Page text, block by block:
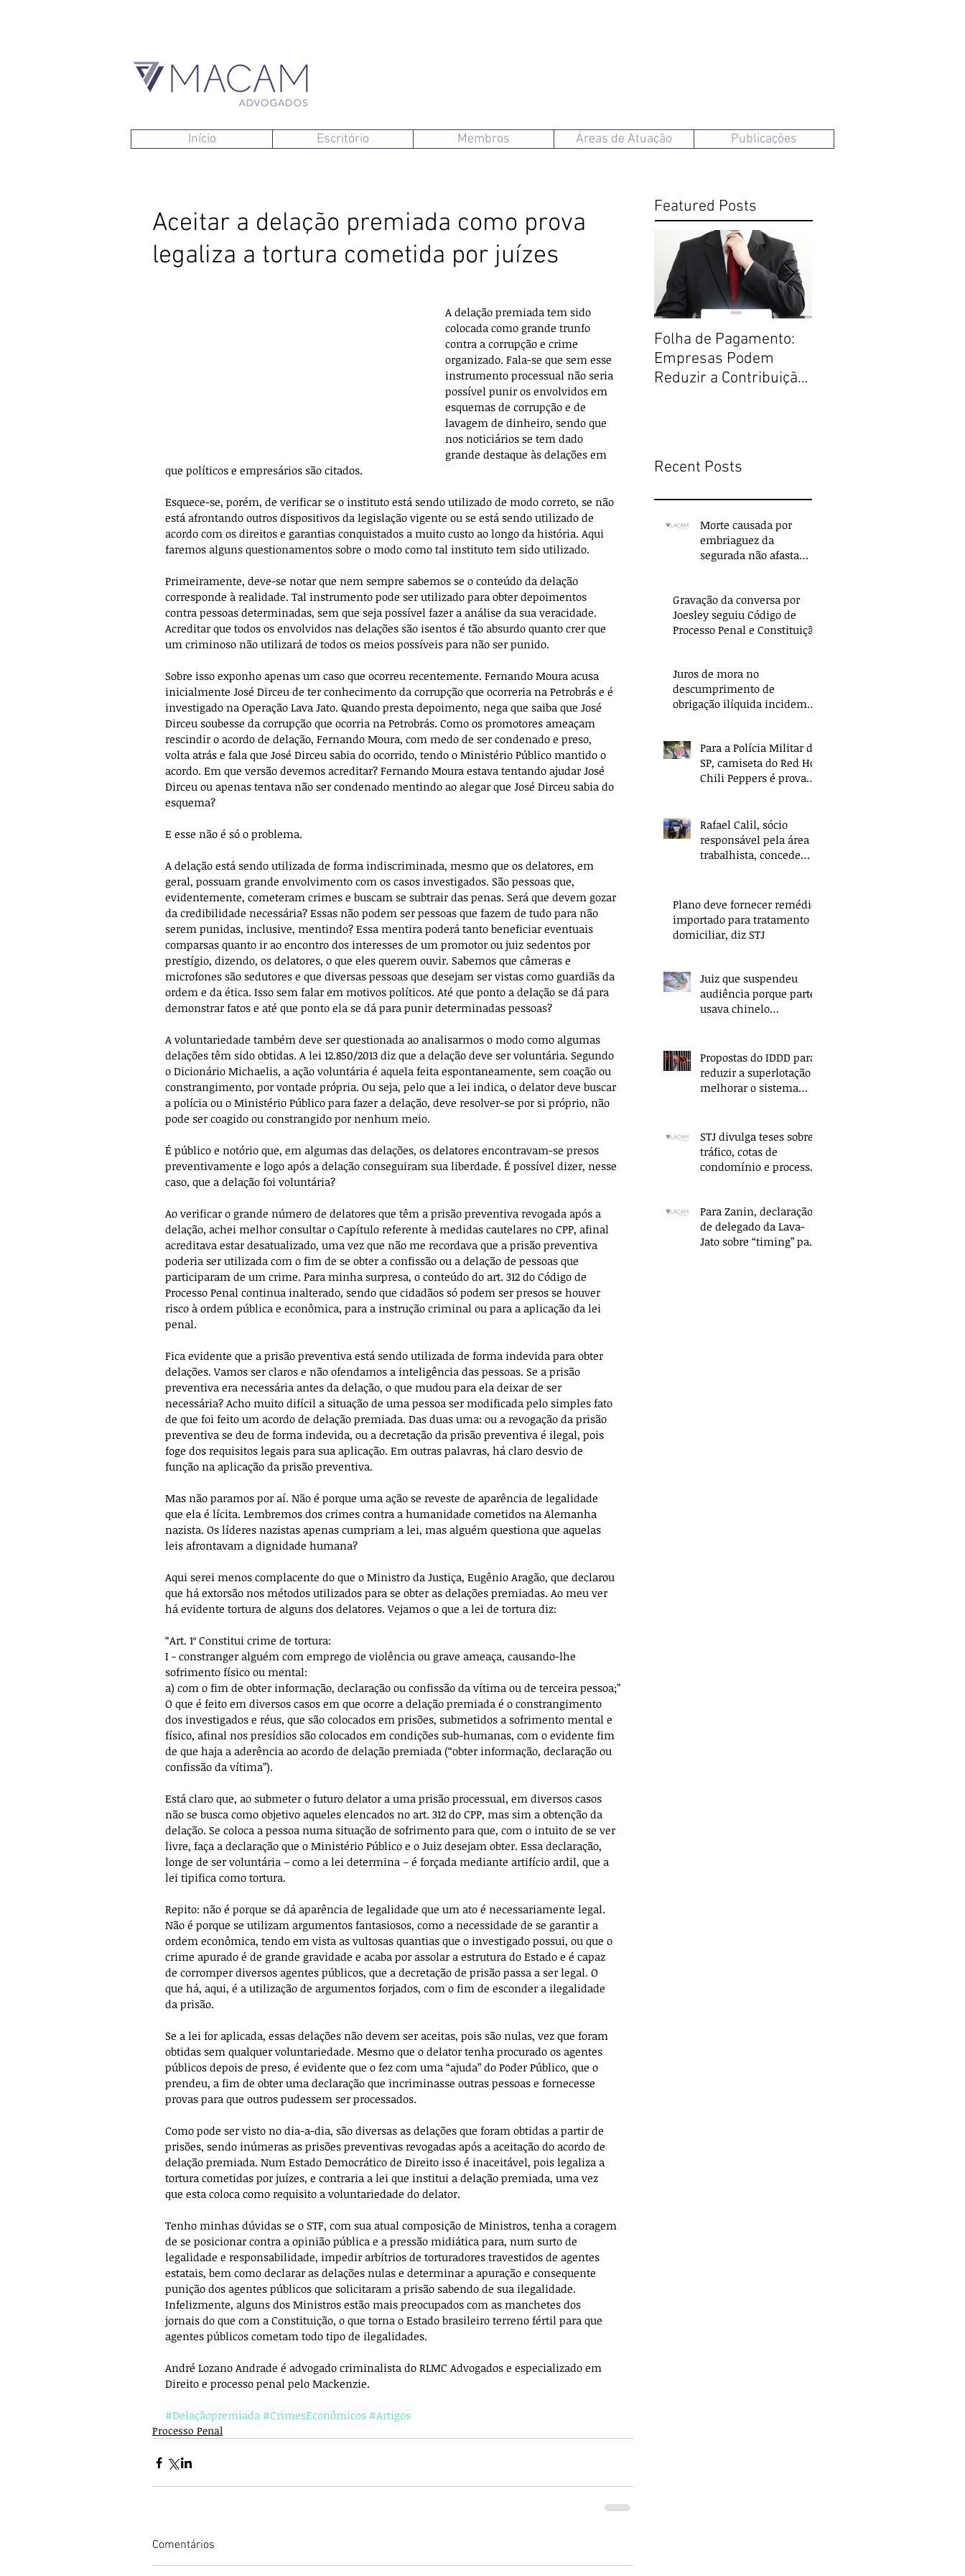
Início Escritório Membros Áreas de Atuação Publicações
Aceitar a delação premiada como prova
legaliza a tortura cometida por juízes
A delação premiada tem sido
colocada como grande trunfo
contra a corrupção e crime
organizado. Fala-se que sem esse
instrumento processual não seria
possível punir os envolvidos em
esquemas de corrupção e de
lavagem de dinheiro, sendo que
nos noticiários se tem dado
grande destaque às delações em
que políticos e empresários são citados.
Esquece-se, porém, de verificar se o instituto está sendo utilizado de modo correto, se não
está afrontando outros dispositivos da legislação vigente ou se está sendo utilizado de
acordo com os direitos e garantias conquistados a muito custo ao longo da história. Aqui
faremos alguns questionamentos sobre o modo como tal instituto tem sido utilizado.
Primeiramente, deve-se notar que nem sempre sabemos se o conteúdo da delação
corresponde à realidade. Tal instrumento pode ser utilizado para obter depoimentos
contra pessoas determinadas, sem que seja possível fazer a análise da sua veracidade.
Acreditar que todos os envolvidos nas delações são isentos é tão absurdo quanto crer que
um criminoso não utilizará de todos os meios possíveis para não ser punido.
Sobre isso exponho apenas um caso que ocorreu recentemente. Fernando Moura acusa
inicialmente José Dirceu de ter conhecimento da corrupção que ocorreria na Petrobrás e é
investigado na Operação Lava Jato. Quando presta depoimento, nega que saiba que José
Dirceu soubesse da corrupção que ocorria na Petrobrás. Como os promotores ameaçam
rescindir o acordo de delação, Fernando Moura, com medo de ser condenado e preso,
volta atrás e fala que José Dirceu sabia do ocorrido, tendo o Ministério Público mantido o
acordo. Em que versão devemos acreditar? Fernando Moura estava tentando ajudar José
Dirceu ou apenas tentava não ser condenado mentindo ao alegar que José Dirceu sabia do
esquema?
E esse não é só o problema.
A delação está sendo utilizada de forma indiscriminada, mesmo que os delatores, em
geral, possuam grande envolvimento com os casos investigados. São pessoas que,
evidentemente, cometeram crimes e buscam se subtrair das penas. Será que devem gozar
da credibilidade necessária? Essas não podem ser pessoas que fazem de tudo para não
serem punidas, inclusive, mentindo? Essa mentira poderá tanto beneficiar eventuais
comparsas quanto ir ao encontro dos interesses de um promotor ou juiz sedentos por
prestígio, dizendo, os delatores, o que eles querem ouvir. Sabemos que câmeras e
microfones são sedutores e que diversas pessoas que desejam ser vistas como guardiãs da
ordem e da ética. Isso sem falar em motivos políticos. Até que ponto a delação se dá para
demonstrar fatos e até que ponto ela se dá para punir determinadas pessoas?
A voluntariedade também deve ser questionada ao analisarmos o modo como algumas
delações têm sido obtidas. A lei 12.850/2013 diz que a delação deve ser voluntária. Segundo
o Dicionário Michaelis, a ação voluntária é aquela feita espontaneamente, sem coação ou
constrangimento, por vontade própria. Ou seja, pelo que a lei indica, o delator deve buscar
a polícia ou o Ministério Público para fazer a delação, deve resolver-se por si próprio, não
pode ser coagido ou constrangido por nenhum meio.
É público e notório que, em algumas das delações, os delatores encontravam-se presos
preventivamente e logo após a delação conseguiram sua liberdade. É possível dizer, nesse
caso, que a delação foi voluntária?
Ao verificar o grande número de delatores que têm a prisão preventiva revogada após a
delação, achei melhor consultar o Capítulo referente à medidas cautelares no CPP, afinal
acreditava estar desatualizado, uma vez que não me recordava que a prisão preventiva
poderia ser utilizada com o fim de se obter a confissão ou a delação de pessoas que
participaram de um crime. Para minha surpresa, o conteúdo do art. 312 do Código de
Processo Penal continua inalterado, sendo que cidadãos só podem ser presos se houver
risco à ordem pública e econômica, para a instrução criminal ou para a aplicação da lei
penal.
Fica evidente que a prisão preventiva está sendo utilizada de forma indevida para obter
delações. Vamos ser claros e não ofendamos a inteligência das pessoas. Se a prisão
preventiva era necessária antes da delação, o que mudou para ela deixar de ser
necessária? Acho muito difícil a situação de uma pessoa ser modificada pelo simples fato
de que foi feito um acordo de delação premiada. Das duas uma: ou a revogação da prisão
preventiva se deu de forma indevida, ou a decretação da prisão preventiva é ilegal, pois
foge dos requisitos legais para sua aplicação. Em outras palavras, há claro desvio de
função na aplicação da prisão preventiva.
Mas não paramos por aí. Não é porque uma ação se reveste de aparência de legalidade
que ela é lícita. Lembremos dos crimes contra a humanidade cometidos na Alemanha
nazista. Os líderes nazistas apenas cumpriam a lei, mas alguém questiona que aquelas
leis afrontavam a dignidade humana?
Aqui serei menos complacente do que o Ministro da Justiça, Eugênio Aragão, que declarou
que há extorsão nos métodos utilizados para se obter as delações premiadas. Ao meu ver
há evidente tortura de alguns dos delatores. Vejamos o que a lei de tortura diz:
“Art. 1º Constitui crime de tortura:
I - constranger alguém com emprego de violência ou grave ameaça, causando-lhe
sofrimento físico ou mental:
a) com o fim de obter informação, declaração ou confissão da vítima ou de terceira pessoa;”
O que é feito em diversos casos em que ocorre a delação premiada é o constrangimento
dos investigados e réus, que são colocados em prisões, submetidos a sofrimento mental e
físico, afinal nos presídios são colocados em condições sub-humanas, com o evidente fim
de que haja a aderência ao acordo de delação premiada (“obter informação, declaração ou
confissão da vítima”).
Está claro que, ao submeter o futuro delator a uma prisão processual, em diversos casos
não se busca como objetivo aqueles elencados no art. 312 do CPP, mas sim a obtenção da
delação. Se coloca a pessoa numa situação de sofrimento para que, com o intuito de se ver
livre, faça a declaração que o Ministério Público e o Juiz desejam obter. Essa declaração,
longe de ser voluntária – como a lei determina – é forçada mediante artifício ardil, que a
lei tipifica como tortura.
Repito: não é porque se dá aparência de legalidade que um ato é necessariamente legal.
Não é porque se utilizam argumentos fantasiosos, como a necessidade de se garantir a
ordem econômica, tendo em vista as vultosas quantias que o investigado possui, ou que o
crime apurado é de grande gravidade e acaba por assolar a estrutura do Estado e é capaz
de corromper diversos agentes públicos, que a decretação de prisão passa a ser legal. O
que há, aqui, é a utilização de argumentos forjados, com o fim de esconder a ilegalidade
da prisão.
Se a lei for aplicada, essas delações não devem ser aceitas, pois são nulas, vez que foram
obtidas sem qualquer voluntariedade. Mesmo que o delator tenha procurado os agentes
públicos depois de preso, é evidente que o fez com uma “ajuda” do Poder Público, que o
prendeu, a fim de obter uma declaração que incriminasse outras pessoas e fornecesse
provas para que outros pudessem ser processados.
Como pode ser visto no dia-a-dia, são diversas as delações que foram obtidas a partir de
prisões, sendo inúmeras as prisões preventivas revogadas após a aceitação do acordo de
delação premiada. Num Estado Democrático de Direito isso é inaceitável, pois legaliza a
tortura cometidas por juízes, e contraria a lei que institui a delação premiada, uma vez
que esta coloca como requisito a voluntariedade do delator.
Tenho minhas dúvidas se o STF, com sua atual composição de Ministros, tenha a coragem
de se posicionar contra a opinião pública e a pressão midiática para, num surto de
legalidade e responsabilidade, impedir arbítrios de torturadores travestidos de agentes
estatais, bem como declarar as delações nulas e determinar a apuração e consequente
punição dos agentes públicos que solicitaram a prisão sabendo de sua ilegalidade.
Infelizmente, alguns dos Ministros estão mais preocupados com as manchetes dos
jornais do que com a Constituição, o que torna o Estado brasileiro terreno fértil para que
agentes públicos cometam todo tipo de ilegalidades.
André Lozano Andrade é advogado criminalista do RLMC Advogados e especializado em
Direito e processo penal pelo Mackenzie.
#Delaçãopremiada #CrimesEconômicos #Artigos
Processo Penal
Comentários
Featured Posts
Folha de Pagamento:
Empresas Podem
Reduzir a Contribuição
Recent Posts
Morte causada por
embriaguez da
segurada não afasta
Gravação da conversa por
Joesley seguiu Código de
Processo Penal e Constituição
Juros de mora no
descumprimento de
obrigação ilíquida incidem
Para a Polícia Militar de
SP, camiseta do Red Hot
Chili Peppers é prova
Rafael Calil, sócio
responsável pela área
trabalhista, concede
Plano deve fornecer remédio
importado para tratamento
domiciliar, diz STJ
Juiz que suspendeu
audiência porque parte
usava chinelo
Propostas do IDDD para
reduzir a superlotação e
melhorar o sistema
STJ divulga teses sobre
tráfico, cotas de
condomínio e processo
Para Zanin, declaração
de delegado da Lava-
Jato sobre “timing” para